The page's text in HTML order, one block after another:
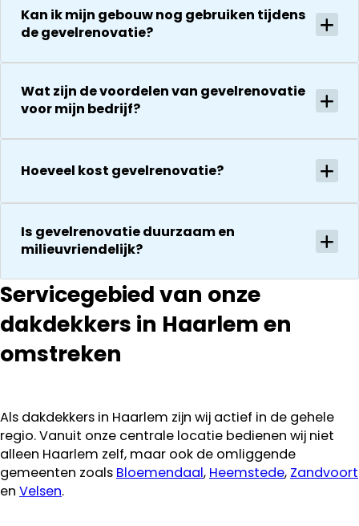
zijn
droog!!! Dus
zeker een 5
en snelle
gaat
vervolgens
conform
afspraak en
zaken die ze
tegenkomen
worden
gerepareerd
kosten. Maar
ook dan
communeren
transparant.
aanraden.
Kan ik mijn gebouw nog gebruiken tijdens
de gevelrenovatie?
Wat zijn de voordelen van gevelrenovatie
voor mijn bedrijf?
Hoeveel kost gevelrenovatie?
Is gevelrenovatie duurzaam en
milieuvriendelijk?
Servicegebied van onze
dakdekkers in Haarlem en
omstreken
Als dakdekkers in Haarlem zijn wij actief in de gehele
regio. Vanuit onze centrale locatie bedienen wij niet
alleen Haarlem zelf, maar ook de omliggende
gemeenten zoals Bloemendaal, Heemstede, Zandvoort
en Velsen.